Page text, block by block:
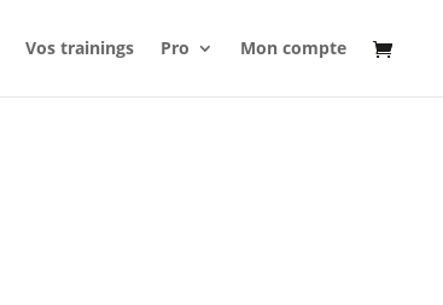
Vos trainings Pro Mon compte